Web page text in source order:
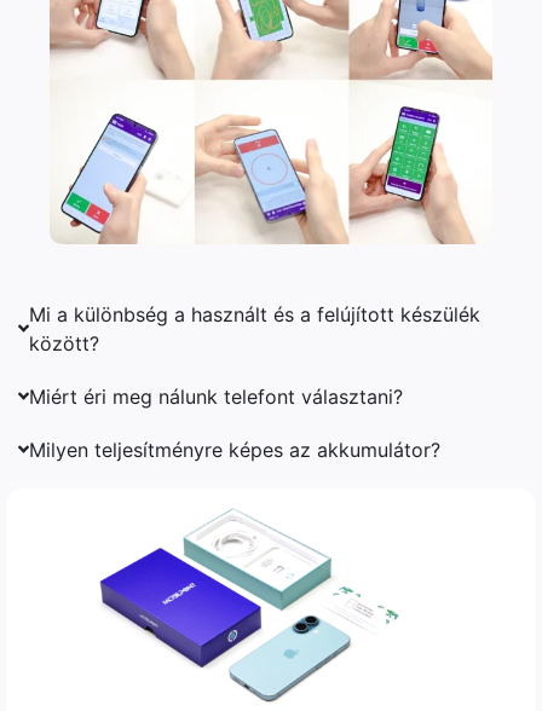
Mi a különbség a használt és a felújított készülék
között?
Miért éri meg nálunk telefont választani?
Milyen teljesítményre képes az akkumulátor?